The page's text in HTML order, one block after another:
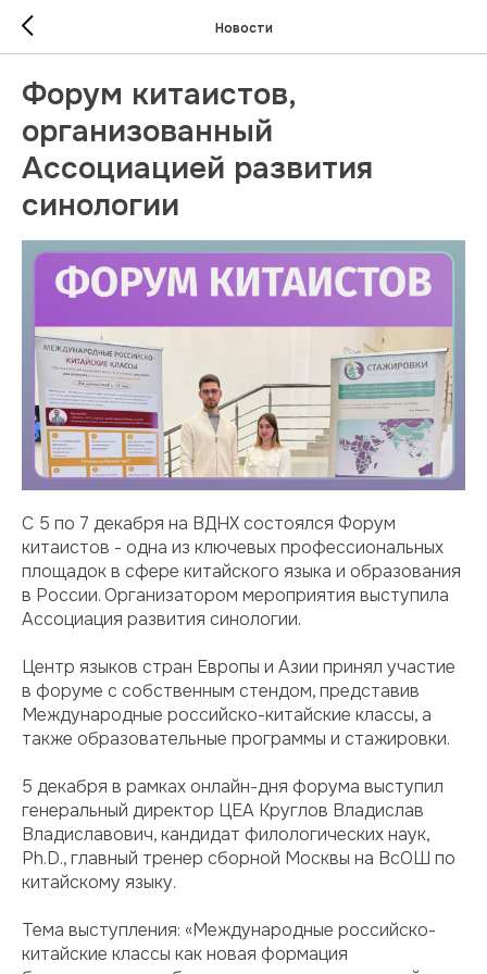
Новости
Форум китаистов,
организованный
Ассоциацией развития
синологии
С 5 по 7 декабря на ВДНХ состоялся Форум
китаистов - одна из ключевых профессиональных
площадок в сфере китайского языка и образования
в России. Организатором мероприятия выступила
Ассоциация развития синологии.
Центр языков стран Европы и Азии принял участие
в форуме с собственным стендом, представив
Международные российско-китайские классы, а
также образовательные программы и стажировки.
5 декабря в рамках онлайн-дня форума выступил
генеральный директор ЦЕА Круглов Владислав
Владиславович, кандидат филологических наук,
Ph.D., главный тренер сборной Москвы на ВсОШ по
китайскому языку.
Тема выступления: «Международные российско-
китайские классы как новая формация